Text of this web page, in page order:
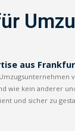
aus
wie kein anderer
und sicher zu